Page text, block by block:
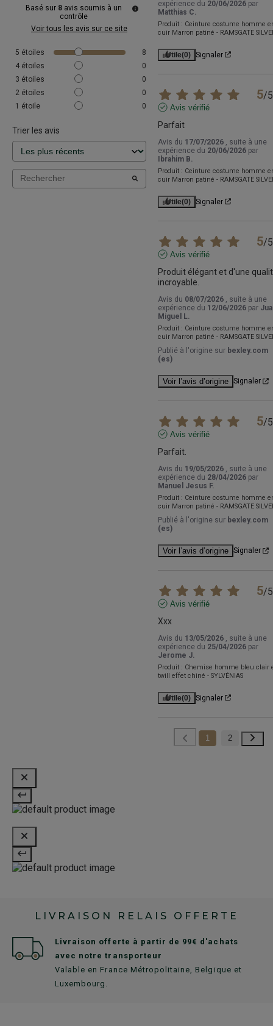
Basé sur 8 avis soumis à un
contrôle
Voir tous les avis sur ce site
5 étoiles
8
4 étoiles
0
3 étoiles
0
2 étoiles
0
1 étoile 0
Trier les avis
expérience du 20/06/2026 par
Matthias C.
Produit : Ceinture costume homme
cuir Marron patiné - RAMSGATE
Utile(0) Signaler
5/5
Avis vérifié
Parfait
Avis du 17/07/2026
, suite à une
expérience du 20/06/2026 par
Ibrahim B.
Produit : Ceinture costume homme
cuir Marron patiné - RAMSGATE
Utile(0) Signaler
5/5
Avis vérifié
Produit élégant et d'une
incroyable.
Avis du 08/07/2026
, suite à une
expérience du 12/06/2026 par
Miguel L.
Produit : Ceinture costume homme
cuir Marron patiné - RAMSGATE
Publié à l'origine sur bexley.com
(es)
Voir l’avis d’origine Signaler
5/5
Avis vérifié
Parfait.
Avis du 19/05/2026
, suite à une
expérience du 28/04/2026 par
Manuel Jesus F.
Produit : Ceinture costume homme
cuir Marron patiné - RAMSGATE
Publié à l'origine sur bexley.com
(es)
Voir l’avis d’origine Signaler
5/5
Avis vérifié
Xxx
Avis du 13/05/2026
, suite à une
expérience du 25/04/2026 par
Jerome J.
Produit : Chemise homme bleu clair
twill effet chiné - SYLVÉNIAS
Utile(0) Signaler
1 2
LIVRAISON RELAIS OFFERTE
Livraison offerte à partir de 99€ d'achats
avec notre transporteur
Valable en France Métropolitaine, Belgique et
Luxembourg.